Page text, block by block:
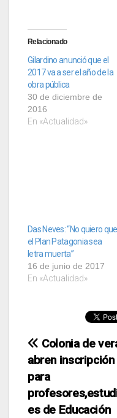
Relacionado
Gilardino anunció que el
2017 va a ser el año de la
obra pública
30 de diciembre de
2016
En «Actualidad»
Das Neves: “No quiero que
el Plan Patagonia sea
letra muerta”
16 de junio de 2017
En «Actualidad»
de
entradas
Colonia de
abren inscripción
para
es de Educación